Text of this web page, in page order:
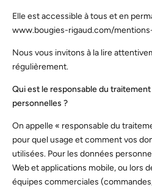
Elle est accessible à tous et en
www.bougies-rigaud.com/
Nous vous invitons à la lire
régulièrement.
Qui est le responsable du
personnelles ?
On appelle « responsable du
pour quel usage et comment vos
utilisées. Pour les données
Web et applications mobile, ou lors
équipes commerciales